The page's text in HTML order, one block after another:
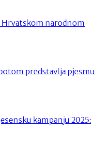
Hrvatskom narodnom
predstavlja pjesmu
kampanju 2025: